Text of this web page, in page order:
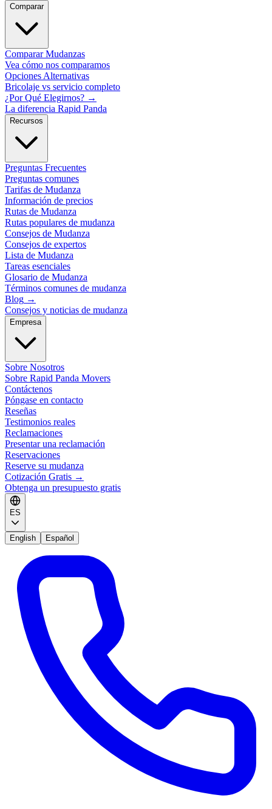
Comparar
Comparar Mudanzas
Vea cómo nos comparamos
Opciones Alternativas
Bricolaje vs servicio completo
¿Por Qué Elegirnos? →
La diferencia Rapid Panda
Recursos
Preguntas Frecuentes
Preguntas comunes
Tarifas de Mudanza
Información de precios
Rutas de Mudanza
Rutas populares de mudanza
Consejos de Mudanza
Consejos de expertos
Lista de Mudanza
Tareas esenciales
Glosario de Mudanza
Términos comunes de mudanza
Blog →
Consejos y noticias de mudanza
Empresa
Sobre Nosotros
Sobre Rapid Panda Movers
Contáctenos
Póngase en contacto
Reseñas
Testimonios reales
Reclamaciones
Presentar una reclamación
Reservaciones
Reserve su mudanza
Cotización Gratis →
Obtenga un presupuesto gratis
ES
English Español